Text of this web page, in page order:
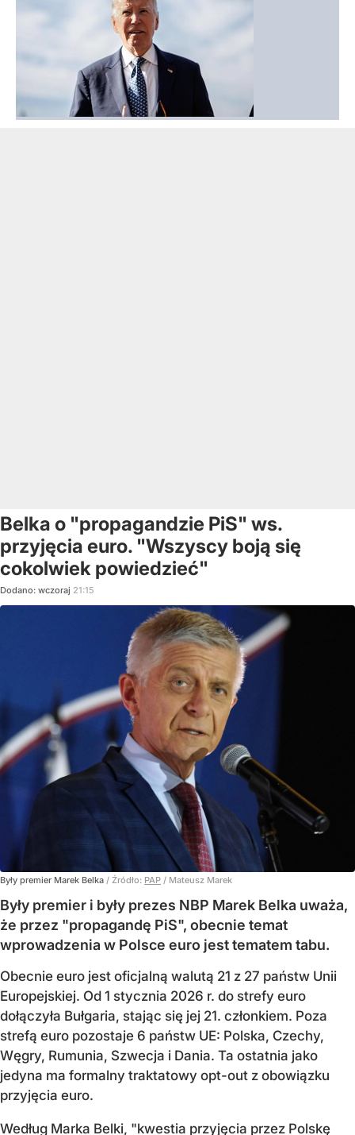
Belka o "propagandzie PiS" ws.
przyjęcia euro. "Wszyscy boją się
cokolwiek powiedzieć"
Dodano: wczoraj 21:15
Były premier Marek Belka / Źródło: PAP / Mateusz Marek
Były premier i były prezes NBP Marek Belka uważa,
że przez "propagandę PiS", obecnie temat
wprowadzenia w Polsce euro jest tematem tabu.
Obecnie euro jest oficjalną walutą 21 z 27 państw Unii
Europejskiej. Od 1 stycznia 2026 r. do strefy euro
dołączyła Bułgaria, stając się jej 21. członkiem. Poza
strefą euro pozostaje 6 państw UE: Polska, Czechy,
Węgry, Rumunia, Szwecja i Dania. Ta ostatnia jako
jedyna ma formalny traktatowy opt-out z obowiązku
przyjęcia euro.
Według Marka Belki, "kwestia przyjęcia przez Polskę